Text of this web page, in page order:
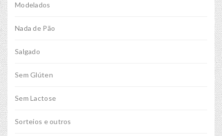
Modelados
Nada de Pão
Salgado
Sem Glúten
Sem Lactose
Sorteios e outros